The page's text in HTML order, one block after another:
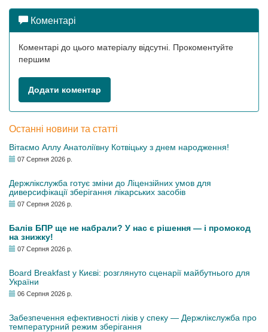
Коментарі
Коментарі до цього матеріалу відсутні. Прокоментуйте
першим
Додати коментар
Останні новини та статті
Вітаємо Аллу Анатоліївну Котвіцьку з днем народження!
07 Серпня 2026 р.
Держлікслужба готує зміни до Ліцензійних умов для
диверсифікації зберігання лікарських засобів
07 Серпня 2026 р.
Балів БПР ще не набрали? У нас є рішення — і промокод
на знижку!
07 Серпня 2026 р.
Board Breakfast у Києві: розглянуто сценарії майбутнього для
України
06 Серпня 2026 р.
Забезпечення ефективності ліків у спеку — Держлікслужба про
температурний режим зберігання